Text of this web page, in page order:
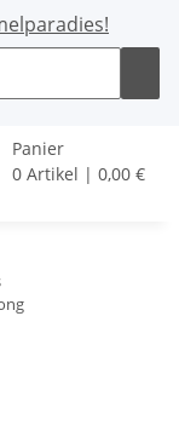
Panier
0 Artikel | 0,00 €